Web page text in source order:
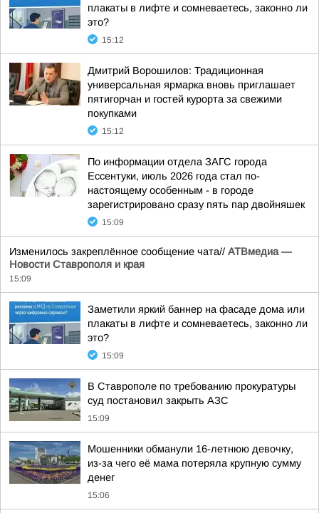
плакаты в лифте и сомневаетесь, законно ли
это?
15:12
Дмитрий Ворошилов: Традиционная
универсальная ярмарка вновь приглашает
пятигорчан и гостей курорта за свежими
покупками
15:12
По информации отдела ЗАГС города
Ессентуки, июль 2026 года стал по-
настоящему особенным - в городе
зарегистрировано сразу пять пар двойняшек
15:09
Изменилось закреплённое сообщение чата// АТВмедиа —
Новости Ставрополя и края
15:09
Заметили яркий баннер на фасаде дома или
плакаты в лифте и сомневаетесь, законно ли
это?
15:09
В Ставрополе по требованию прокуратуры
суд постановил закрыть АЗС
15:09
Мошенники обманули 16-летнюю девочку,
из-за чего её мама потеряла крупную сумму
денег
15:06